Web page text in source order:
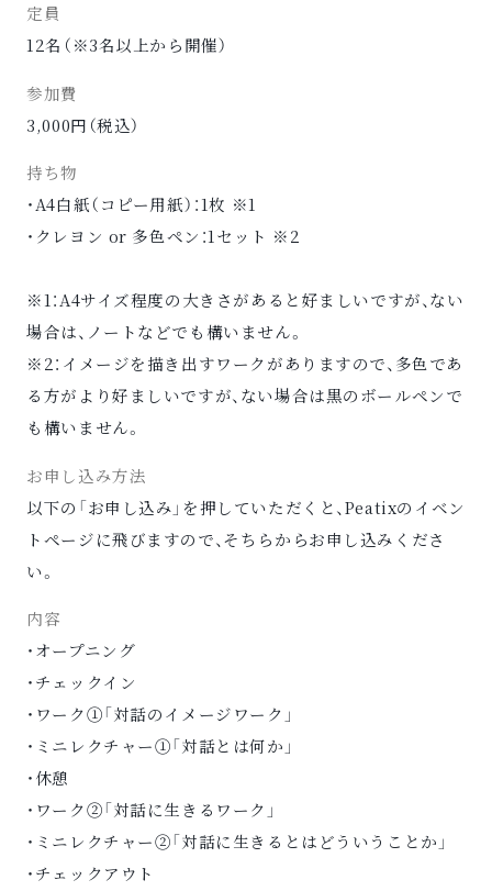
定員
12名（※3名以上から開催）
参加費
3,000円（税込）
持ち物
・A4白紙（コピー用紙）：1枚 ※1
・クレヨン or 多色ペン：1セット ※2
※1：A4サイズ程度の大きさがあると好ましいですが、ない
場合は、ノートなどでも構いません。
※2：イメージを描き出すワークがありますので、多色であ
る方がより好ましいですが、ない場合は黒のボールペンで
も構いません。
お申し込み方法
以下の「お申し込み」を押していただくと、Peatixのイベン
トページに飛びますので、そちらからお申し込みくださ
い。
内容
・オープニング
・チェックイン
・ワーク①「対話のイメージワーク」
・ミニレクチャー①「対話とは何か」
・休憩
・ワーク②「対話に生きるワーク」
・ミニレクチャー②「対話に生きるとはどういうことか」
・チェックアウト